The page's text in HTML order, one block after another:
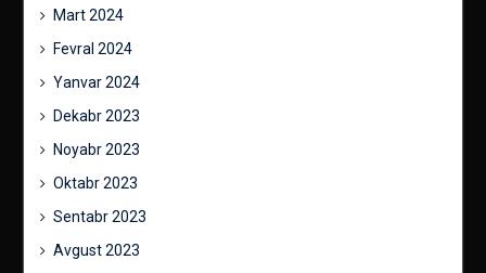
Mart 2024
Fevral 2024
Yanvar 2024
Dekabr 2023
Noyabr 2023
Oktabr 2023
Sentabr 2023
Avgust 2023